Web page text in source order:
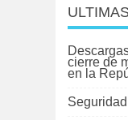
cierre de
en la